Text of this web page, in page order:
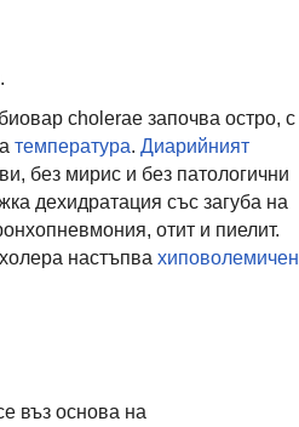
cholerae започва остро, с
температура. Диарийният
без мирис и без патологични
дехидратация със загуба на
отит и пиелит.
настъпва хиповолемичен
въз основа на